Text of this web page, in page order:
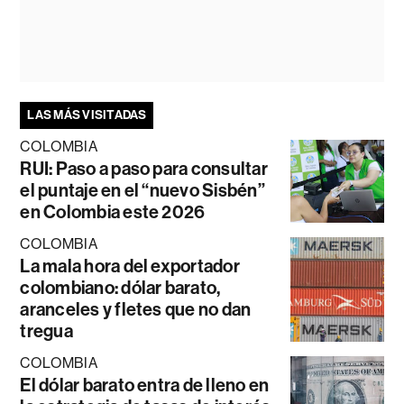
LAS MÁS VISITADAS
COLOMBIA
RUI: Paso a paso para consultar
el puntaje en el “nuevo Sisbén”
en Colombia este 2026
COLOMBIA
La mala hora del exportador
colombiano: dólar barato,
aranceles y fletes que no dan
tregua
COLOMBIA
El dólar barato entra de lleno en